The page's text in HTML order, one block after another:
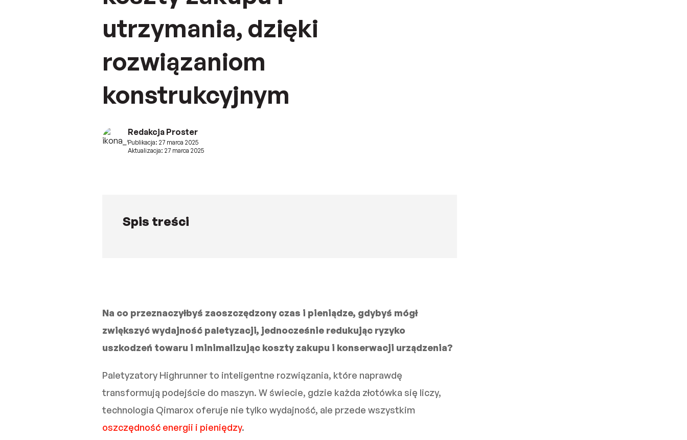
utrzymania, dzięki
rozwiązaniom
konstrukcyjnym
Redakcja Proster
Publikacja: 27 marca 2025
Aktualizacja: 27 marca 2025
Spis treści
Na co przeznaczyłbyś zaoszczędzony czas i pieniądze, gdybyś mógł
zwiększyć wydajność paletyzacji, jednocześnie redukując ryzyko
uszkodzeń towaru i minimalizując koszty zakupu i konserwacji urządzenia?
Paletyzatory Highrunner to inteligentne rozwiązania, które naprawdę
transformują podejście do maszyn. W świecie, gdzie każda złotówka się liczy,
technologia Qimarox oferuje nie tylko wydajność, ale przede wszystkim
oszczędność energii i pieniędzy.